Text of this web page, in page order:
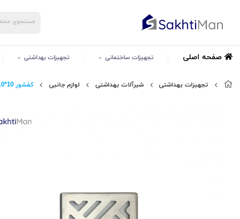
صفحه اصلی تجهیزات ساختمانی تجهیزات بهداشتی
تجهیزات بهداشتی شیرآلات بهداشتی لوازم جانبی کفشور 10*10 bruder مدل Lion-101